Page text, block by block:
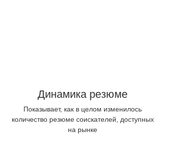
Динамика резюме
Показывает, как в целом изменилось
количество резюме соискателей, доступных
на рынке